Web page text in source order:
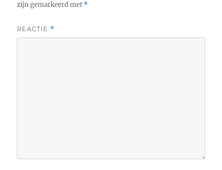
zijn gemarkeerd met *
REACTIE *